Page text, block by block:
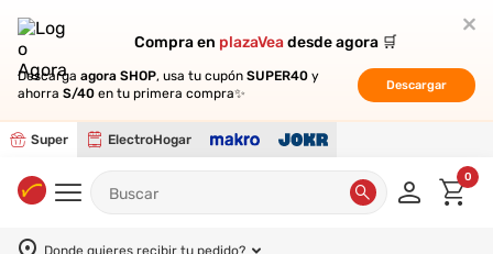
Compra en plazaVeadesde agora 🛒
Descarga agora SHOP, usa tu cupón SUPER40 y
ahorra S/40 en tu primera compra✨
Descargar
Super ElectroHogar
Compra en plazaVeadesde agora 🛒
Descarga agora SHOP, usa tu cupón SUPER40 y
ahorra S/40 en tu primera compra✨
Descargar
0
Donde quieres recibir tu pedido?